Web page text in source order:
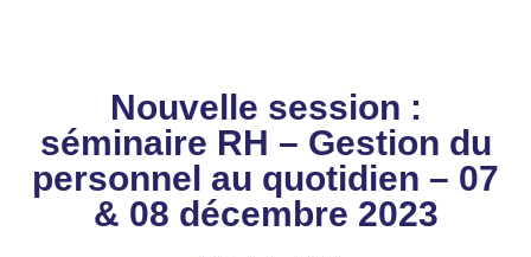
Nouvelle session :
séminaire RH – Gestion du
personnel au quotidien – 07
& 08 décembre 2023